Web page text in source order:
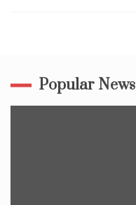
Popular News